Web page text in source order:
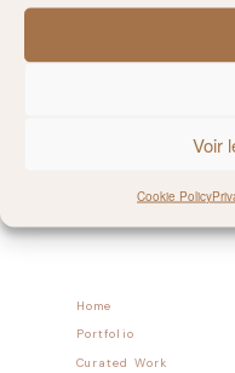
Voir
Cookie Policy
Home
Follow
Portfolio
Curated Work